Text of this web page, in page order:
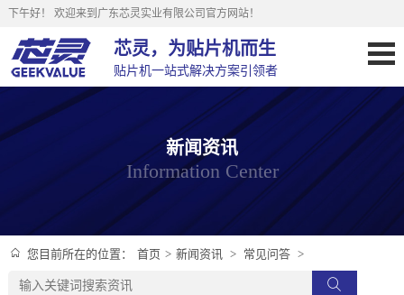
下午好！ 欢迎来到广东芯灵实业有限公司官方网站！
芯灵，为贴片机而生
贴片机一站式解决方案引领者
新闻资讯
Information Center
您目前所在的位置： 首页 > 新闻资讯 > 常见问答 >